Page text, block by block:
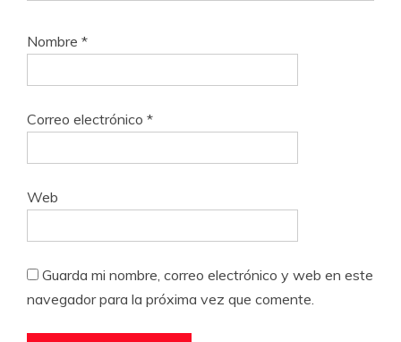
Nombre *
Correo electrónico *
Web
Guarda mi nombre, correo electrónico y web en este
navegador para la próxima vez que comente.